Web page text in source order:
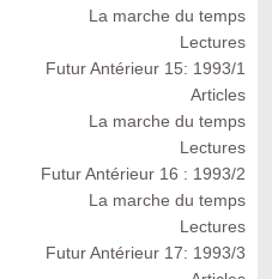
La marche du temps
Lectures
Futur Antérieur 15: 1993/1
Articles
La marche du temps
Lectures
Futur Antérieur 16 : 1993/2
La marche du temps
Lectures
Futur Antérieur 17: 1993/3